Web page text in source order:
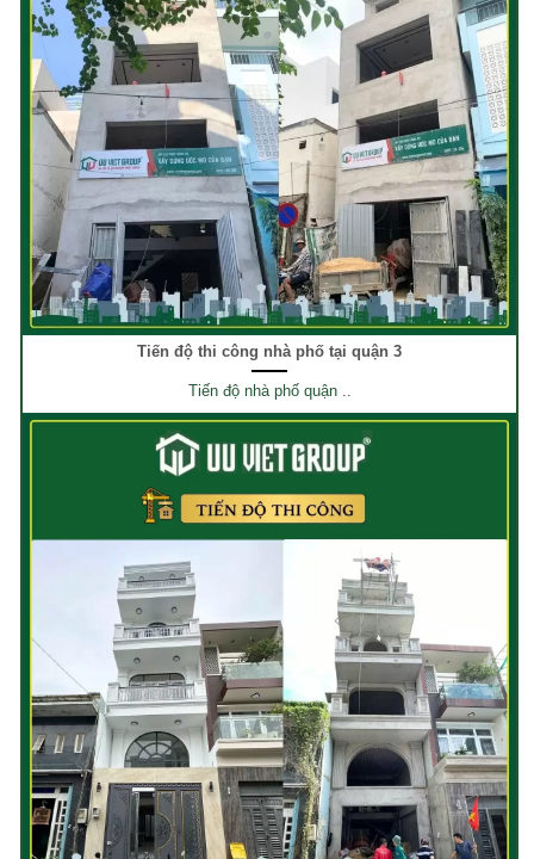
Tiến độ thi công nhà phố tại quận 3
Tiến độ nhà phố quận ..